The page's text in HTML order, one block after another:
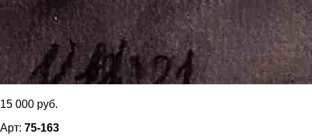
15 000 руб.
Арт: 75-163